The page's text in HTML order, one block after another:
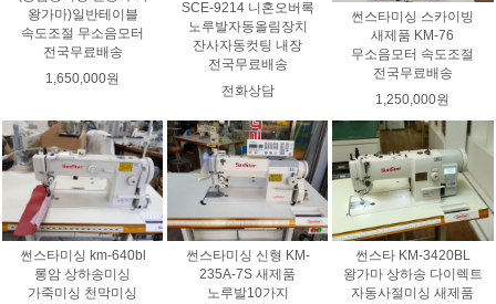
왕가마)일반테이블
속도조절 무소음모터
전국무료배송
1,650,000원
SCE-9214 니혼오버록
노루발자동올림장치
잔사자동컷팅 내장
전국무료배송
전화상담
썬스타미싱 스카이빙
새제품 KM-76
무소음모터 속도조절
전국무료배송
1,250,000원
썬스타미싱 km-640bl
롱암 상하송미싱
가죽미싱 천막미싱
썬스타미싱 신형 KM-
235A-7S 새제품
노루발10가지
썬스타 KM-3420BL
왕가마 상하송 다이렉트
자동사절미싱 새제품